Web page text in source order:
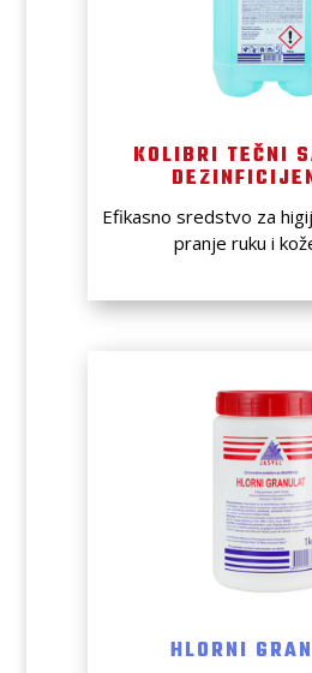
KOLIBRI TEČNI
Efikasno sredstvo za
pranje ruku i
HLORNI